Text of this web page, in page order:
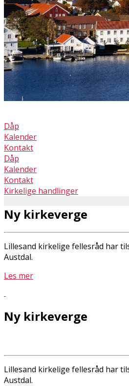
Dåp
Kalender
Kontakt
Dåp
Kalender
Kontakt
Kirkelige handlinger
Ny kirkeverge
Lillesand kirkelige fellesråd har
Austdal.
Les mer
Ny kirkeverge
Lillesand kirkelige fellesråd har
Austdal.